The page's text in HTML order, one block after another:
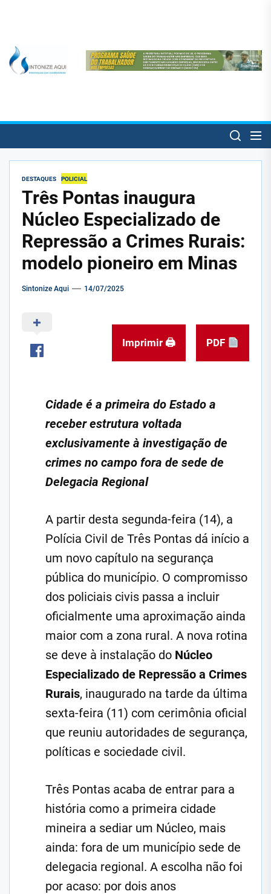
content
SintonizeAqui
DESTAQUES POLICIAL
Três Pontas inaugura
Núcleo Especializado de
Repressão a Crimes Rurais:
modelo pioneiro em Minas
Sintonize Aqui 14/07/2025
Imprimir 🖨 PDF
Cidade é a primeira do Estado a
receber estrutura voltada
exclusivamente à investigação de
crimes no campo fora de sede de
Delegacia Regional
A partir desta segunda-feira (14), a
Polícia Civil de Três Pontas dá início a
um novo capítulo na segurança
pública do município. O compromisso
dos policiais civis passa a incluir
oficialmente uma aproximação ainda
maior com a zona rural. A nova rotina
se deve à instalação do Núcleo
Especializado de Repressão a Crimes
Rurais, inaugurado na tarde da última
sexta-feira (11) com cerimônia oficial
que reuniu autoridades de segurança,
políticas e sociedade civil.
Três Pontas acaba de entrar para a
história como a primeira cidade
mineira a sediar um Núcleo, mais
ainda: fora de um município sede de
delegacia regional. A escolha não foi
por acaso: por dois anos